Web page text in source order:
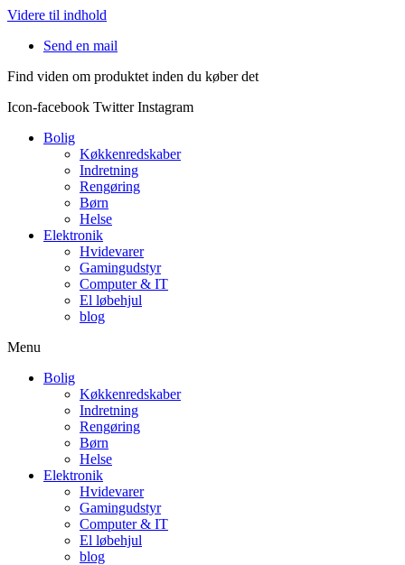
Videre til indhold
Send en mail
Find viden om produktet inden du køber det
Icon-facebook Twitter Instagram
Bolig
Køkkenredskaber
Indretning
Rengøring
Børn
Helse
Elektronik
Hvidevarer
Gamingudstyr
Computer & IT
El løbehjul
blog
Menu
Bolig
Køkkenredskaber
Indretning
Rengøring
Børn
Helse
Elektronik
Hvidevarer
Gamingudstyr
Computer & IT
El løbehjul
blog